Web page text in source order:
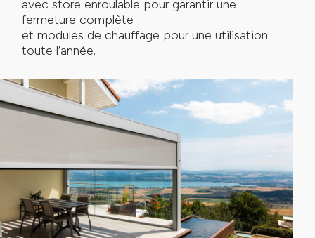
avec store enroulable pour garantir une
fermeture complète
et modules de chauffage pour une utilisation
toute l’année.